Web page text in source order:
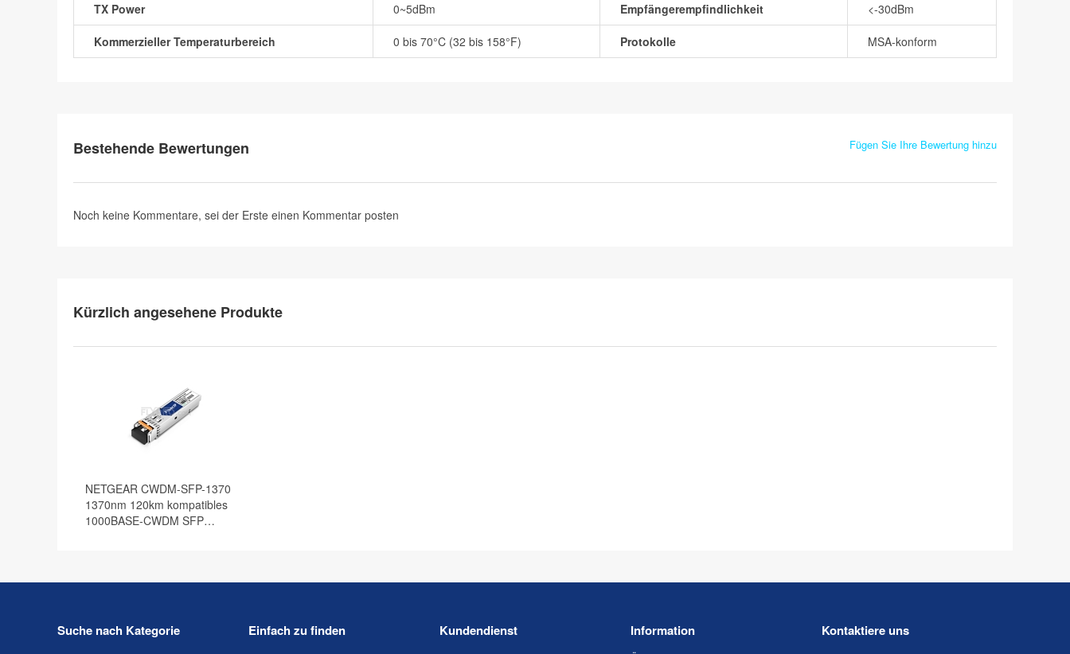
TX Power 0~5dBm Empfängerempfindlichkeit <-30dBm
Kommerzieller Temperaturbereich 0 bis 70°C (32 bis 158°F) Protokolle MSA-konform
Bestehende Bewertungen Fügen Sie Ihre Bewertung hinzu
Noch keine Kommentare, sei der Erste einen Kommentar posten
Kürzlich angesehene Produkte
NETGEAR CWDM-SFP-1370
1370nm 120km kompatibles
1000BASE-CWDM SFP
Suche nach Kategorie Einfach zu finden Kundendienst Information Kontaktiere uns